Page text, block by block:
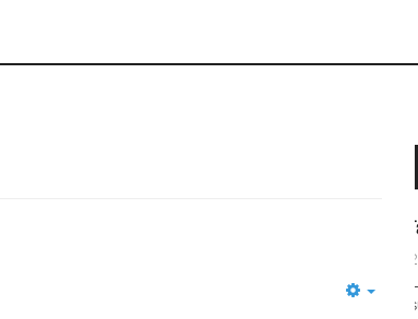
Empty
Linda Sool, Elva baptistikogudus Valan välja oma
südame Su ette,Sinu ees ei ole varjul minu hing.Oma